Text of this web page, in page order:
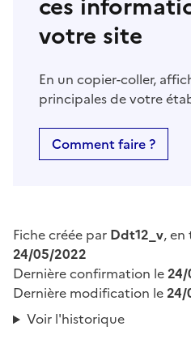
votre site
En un copier-coller,
principales de votre
Comment faire ?
Fiche créée par Ddt12_v,
24/05/2022
Dernière confirmation le
Dernière modification le24/
Voir l'historique